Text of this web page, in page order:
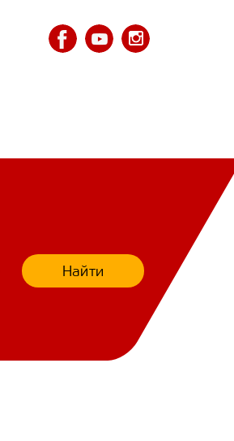
Найти